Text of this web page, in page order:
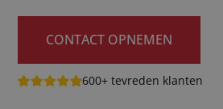
CONTACT OPNEMEN
600+ tevreden klanten